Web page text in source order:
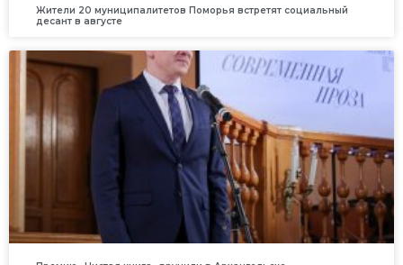
Жители 20 муниципалитетов Поморья встретят социальный
десант в августе